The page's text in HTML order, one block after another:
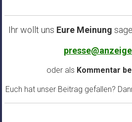
Ihr wollt uns Eure Meinung
oder als Kommentar
Euch hat unser Beitrag gefallen?